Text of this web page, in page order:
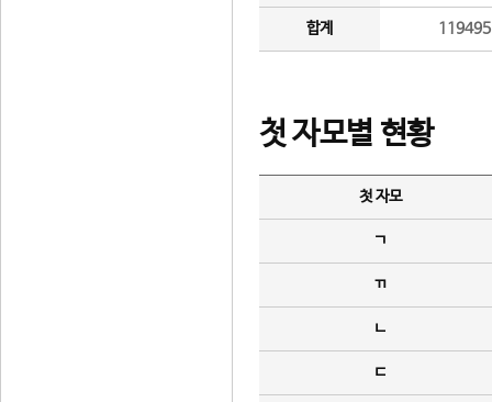
합계
첫 자모별 현황
첫 자모
ㄱ
ㄲ
ㄴ
ㄷ